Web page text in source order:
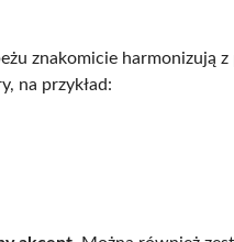
znakomicie harmonizują
na przykład: